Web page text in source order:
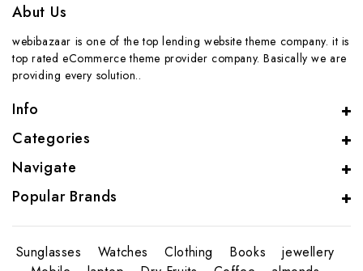
Abut Us
webibazaar is one of the top lending website theme company. it is
top rated eCommerce theme provider company. Basically we are
providing every solution..
Info
Categories
Navigate
Popular Brands
Sunglasses Watches Clothing Books
jewellery